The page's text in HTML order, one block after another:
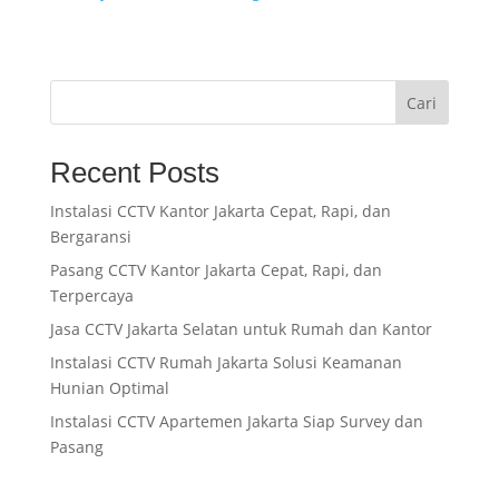
Cari
Recent Posts
Instalasi CCTV Kantor Jakarta Cepat, Rapi, dan
Bergaransi
Pasang CCTV Kantor Jakarta Cepat, Rapi, dan
Terpercaya
Jasa CCTV Jakarta Selatan untuk Rumah dan Kantor
Instalasi CCTV Rumah Jakarta Solusi Keamanan
Hunian Optimal
Instalasi CCTV Apartemen Jakarta Siap Survey dan
Pasang